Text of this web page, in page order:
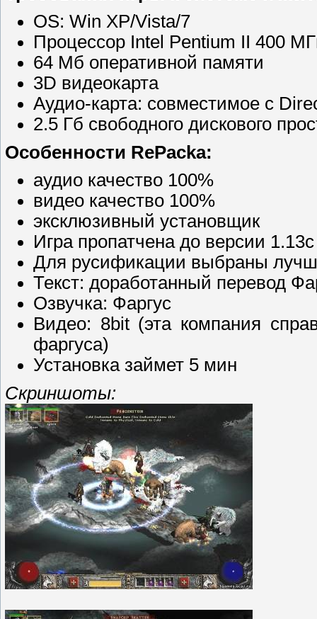
OS: Win XP/Vista/7
Процессор Intel Pentium II 400
64 Мб оперативной памяти
3D видеокарта
Аудио-карта: совместимое с
2.5 Гб свободного дискового
Особенности RePacka:
аудио качество 100%
видео качество 100%
эксклюзивный установщик
Игра пропатчена до версии 1.13c
Для русификации выбраны
Текст: доработанный перевод
Озвучка: Фаргус
Видео: 8bit (эта компания
фаргуса)
Установка займет 5 мин
Скриншоты: